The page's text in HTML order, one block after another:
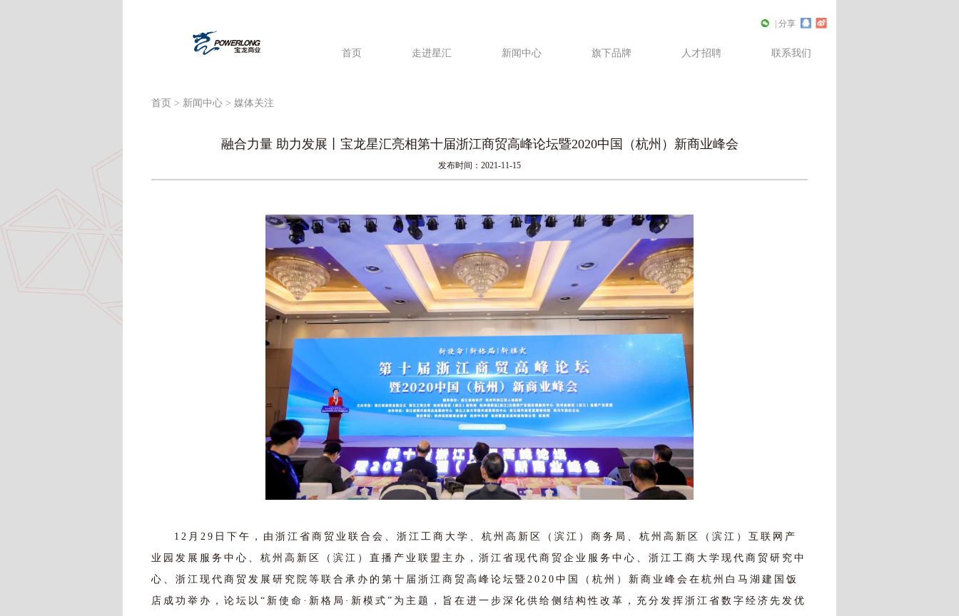
首页 走进星汇 新闻中心 旗下品牌 人才招聘 联系我们
| 分享
首页 > 新闻中心 > 媒体关注
融合力量 助力发展丨宝龙星汇亮相第十届浙江商贸高峰论坛暨2020中国（杭州）新商业峰会
发布时间：2021-11-15
12月29日下午，由浙江省商贸业联合会、浙江工商大学、杭州高新区（滨江）商务局、杭州高新区（滨江）互联网产
业园发展服务中心、杭州高新区（滨江）直播产业联盟主办，浙江省现代商贸企业服务中心、浙江工商大学现代商贸研究中
心、浙江现代商贸发展研究院等联合承办的第十届浙江商贸高峰论坛暨2020中国（杭州）新商业峰会在杭州白马湖建国饭
店成功举办，论坛以“新使命·新格局·新模式”为主题，旨在进一步深化供给侧结构性改革，充分发挥浙江省数字经济先发优